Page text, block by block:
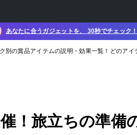
あなたに合うガジェットを、 30秒でチェック
別の賞品アイテムの説明・効果一覧！どのアイ
！旅立ちの準備